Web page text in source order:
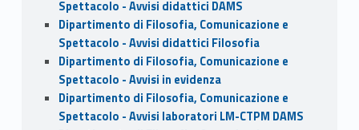
Spettacolo - Avvisi didattici DAMS
Dipartimento di Filosofia, Comunicazione e
Spettacolo - Avvisi didattici Filosofia
Dipartimento di Filosofia, Comunicazione e
Spettacolo - Avvisi in evidenza
Dipartimento di Filosofia, Comunicazione e
Spettacolo - Avvisi laboratori LM-CTPM DAMS